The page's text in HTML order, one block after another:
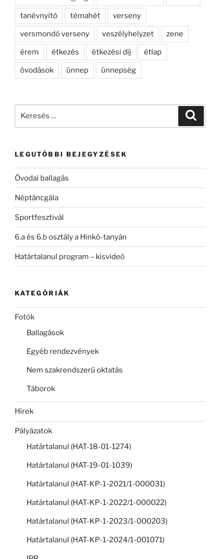
tanévnyitó témahét verseny
versmondó verseny veszélyhelyzet zene
érem étkezés étkezési díj étlap
óvodások ünnep ünnepség
LEGUTÓBBI BEJEGYZÉSEK
Óvodai ballagás
Néptáncgála
Sportfesztivál
6.a és 6.b osztály a Hinkó-tanyán
Határtalanul program – kisvideó
KATEGÓRIÁK
Fotók
Ballagások
Egyéb rendezvények
Nem szakrendszerű oktatás
Táborok
Hírek
Pályázatok
Határtalanul (HAT-18-01-1274)
Határtalanul (HAT-19-01-1039)
Határtalanul (HAT-KP-1-2021/1-000031)
Határtalanul (HAT-KP-1-2022/1-000022)
Határtalanul (HAT-KP-1-2023/1-000203)
Határtalanul (HAT-KP-1-2024/1-001071)